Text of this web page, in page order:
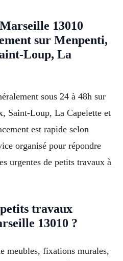
13010
sur Menpenti,
Loup, La
sous 24 à 48h sur
Saint-Loup, La Capelette et
est rapide selon
organisé pour répondre
urgentes de petits travaux à
travaux
13010 ?
meubles, fixations murales,